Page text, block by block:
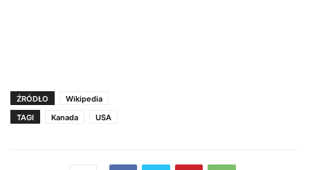
ŹRÓDŁO
Wikipedia
TAGI
Kanada USA